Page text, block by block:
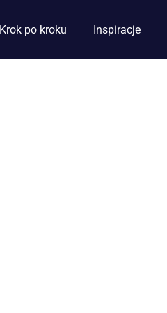
Krok po kroku Inspiracje